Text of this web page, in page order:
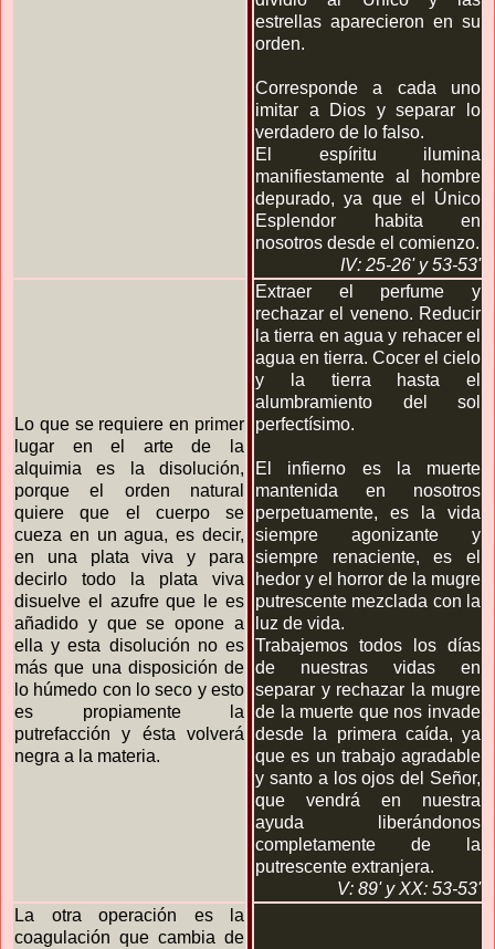
estrellas aparecieron en su
orden.
Corresponde a cada uno
imitar a Dios y separar lo
verdadero de lo falso.
El espíritu ilumina
manifiestamente al hombre
depurado, ya que el Único
Esplendor habita en
nosotros desde el comienzo.
IV: 25-26'y 53-53'
Lo que se requiere en primer
lugar en el arte de la
alquimia es la disolución,
porque el orden natural
quiere que el cuerpo se
cueza en un agua, es decir,
en una plata viva y para
decirlo todo la plata viva
disuelve el azufre que le es
añadido y que se opone a
ella y esta disolución no es
más que una disposición de
lo húmedo con lo seco y esto
es propiamente la
putrefacción y ésta volverá
negra a la materia.
Extraer el perfume y
rechazar el veneno. Reducir
la tierra en agua y rehacer el
agua en tierra. Cocer el cielo
y la tierra hasta el
alumbramiento del sol
perfectísimo.
El infierno es la muerte
mantenida en nosotros
perpetuamente, es la vida
siempre agonizante y
siempre renaciente, es el
hedor y el horror de la mugre
putrescente mezclada con la
luz de vida.
Trabajemos todos los días
de nuestras vidas en
separar y rechazar la mugre
de la muerte que nos invade
desde la primera caída, ya
que es un trabajo agradable
y santo a los ojos del Señor,
que vendrá en nuestra
ayuda liberándonos
completamente de la
putrescente extranjera.
V: 89'y XX: 53-53'
La otra operación es la
coagulación que cambia de